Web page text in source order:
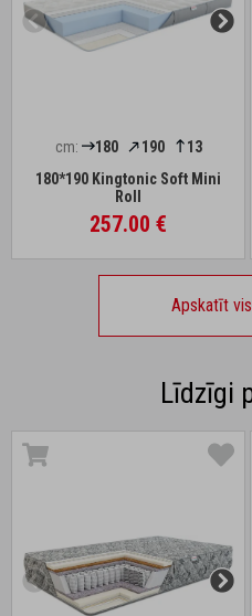
cm: 180 190
13
180*190 Kingtonic Soft Mini
Roll
257.00 €
Apskatīt
Līdzīgi